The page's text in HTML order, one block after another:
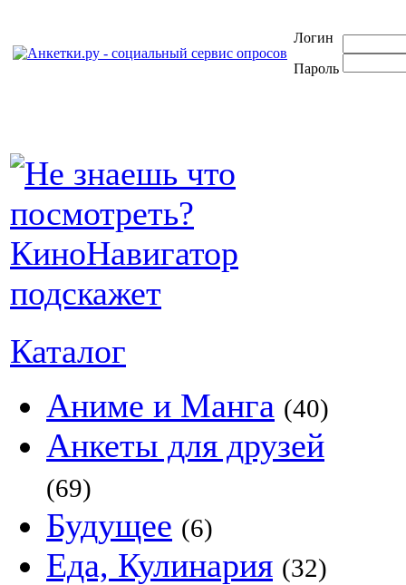
Логин
Пароль
Каталог
Аниме и Манга (40)
Анкеты для друзей
(69)
Будущее (6)
Еда, Кулинария (32)